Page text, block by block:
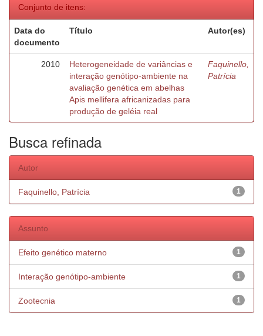
Conjunto de itens:
Data do
documento
Título Autor(es)
2010
Heterogeneidade de variâncias e
interação genótipo-ambiente na
avaliação genética em abelhas
Apis mellifera africanizadas para
produção de geléia real
Faquinello,
Patrícia
Busca refinada
Autor
1
Faquinello, Patrícia
Assunto
1
Efeito genético materno
1
Interação genótipo-ambiente
1
Zootecnia